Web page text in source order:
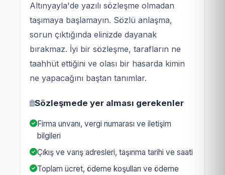
Altınyayla'de yazılı sözleşme olmadan
taşımaya başlamayın. Sözlü anlaşma,
sorun çıktığında elinizde dayanak
bırakmaz. İyi bir sözleşme, tarafların ne
taahhüt ettiğini ve olası bir hasarda kimin
ne yapacağını baştan tanımlar.
Sözleşmede yer alması gerekenler
Firma unvanı, vergi numarası ve iletişim
bilgileri
Çıkış ve varış adresleri, taşınma tarihi ve saati
Toplam ücret, ödeme koşulları ve ödeme